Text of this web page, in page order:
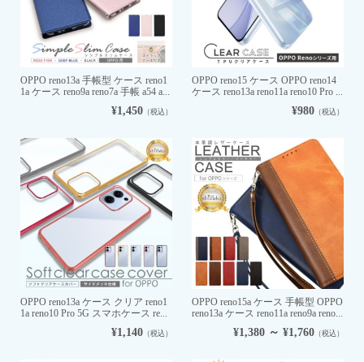
OPPO reno13a 手帳型 ケース reno1
1a ケース reno9a reno7a 手帳 a54 a...
¥1,450（税込）
OPPO reno15 ケース OPPO reno14
ケース reno13a reno11a reno10 Pro ...
¥980 （税込）
OPPO reno13a ケース クリア reno1
1a reno10 Pro 5G スマホケース re...
¥1,140（税込）
OPPO reno15a ケース 手帳型 OPPO
reno13a ケース reno11a reno9a reno...
¥1,380 ～ ¥1,760 （税込）